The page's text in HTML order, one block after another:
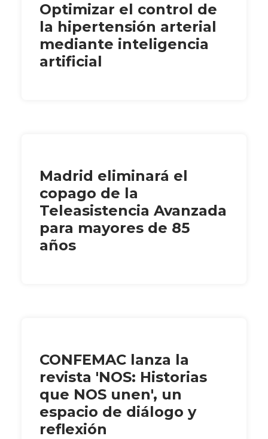
Optimizar el control de
la hipertensión arterial
mediante inteligencia
artificial
Madrid eliminará el
copago de la
Teleasistencia Avanzada
para mayores de 85
años
CONFEMAC lanza la
revista 'NOS: Historias
que NOS unen', un
espacio de diálogo y
reflexión